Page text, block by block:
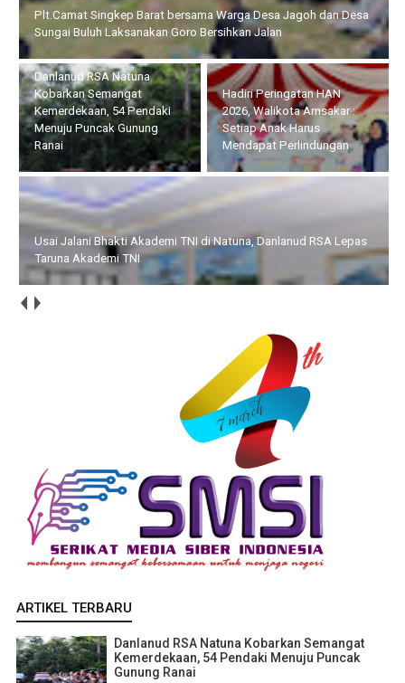
Danlanud RSA Natuna Kobarkan Semangat Kemerdekaan, 54
Pendaki Menuju Puncak Gunung Ranai
Hadiri Peringatan HAN
2026, Walikota Amsakar :
Setiap Anak Harus
Mendapat Perlindungan
Usai Jalani Bhakti Akademi
TNI di Natuna, Danlanud
RSA Lepas Taruna Akademi
TNI
HUT ke-14 IWO, Bupati Iskandarsyah : Pers Profesional Harus
Berdampak bagi Masyarakat
ARTIKEL TERBARU
Danlanud RSA Natuna Kobarkan Semangat
Kemerdekaan, 54 Pendaki Menuju Puncak
Gunung Ranai